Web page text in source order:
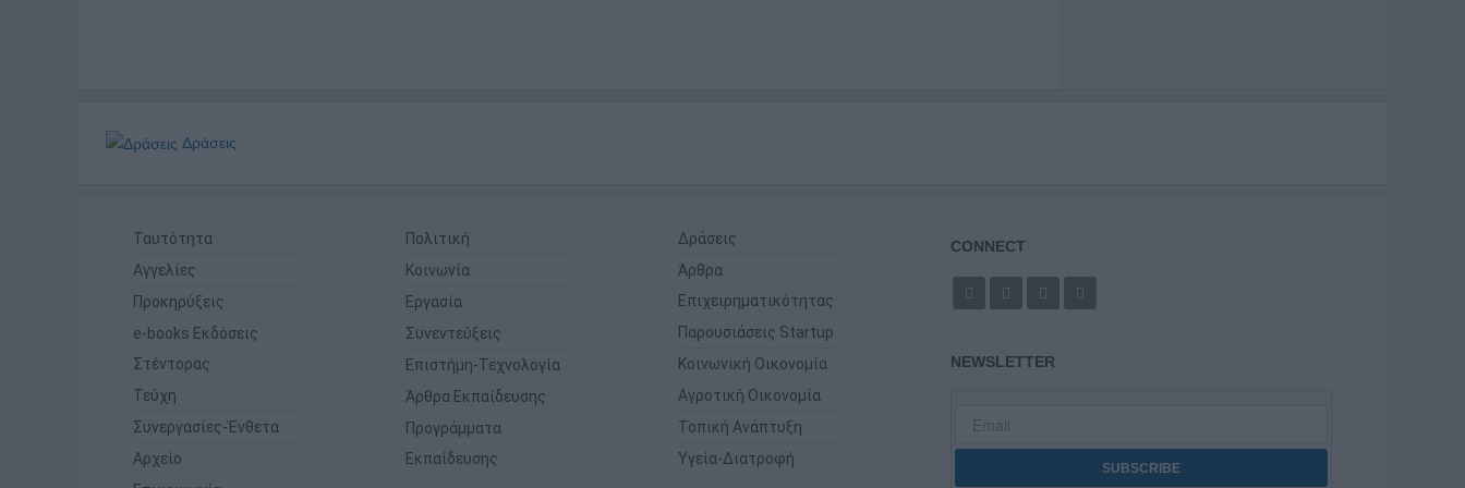
Δράσεις
Ταυτότητα
Αγγελίες
Προκηρύξεις
e-books Εκδόσεις
Στέντορας
Τεύχη
Συνεργασίες-Ένθετα
Αρχείο
Πολιτική
Κοινωνία
Εργασία
Συνεντεύξεις
Επιστήμη-Τεχνολογία
Άρθρα Εκπαίδευσης
Προγράμματα
Εκπαίδευσης
Δράσεις
Άρθρα
Επιχειρηματικότητας
Παρουσιάσεις Startup
Κοινωνική Οικονομία
Αγροτική Οικονομία
Τοπική Ανάπτυξη
Υγεία-Διατροφή
CONNECT
NEWSLETTER